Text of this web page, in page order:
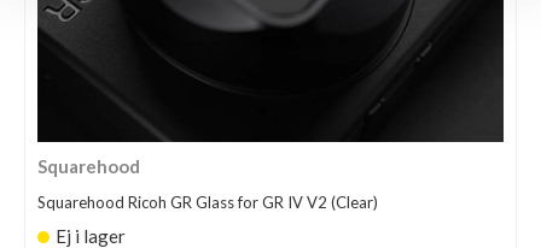
Squarehood
Squarehood Ricoh GR Glass for GR IV V2 (Clear)
Ej i lager